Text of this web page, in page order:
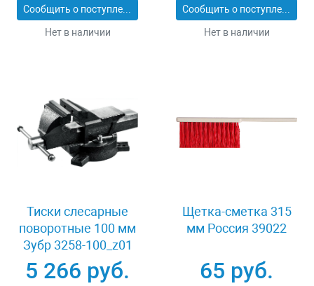
Сообщить о поступлении
Нет в наличии
Сообщить о поступлении
Нет в наличии
Тиски слесарные
поворотные 100 мм
Зубр 3258-100_z01
5 266 руб.
Щетка-сметка 315
мм Россия 39022
65 руб.